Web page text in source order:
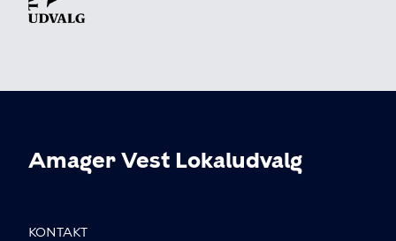
Amager Vest Lokaludvalg
KONTAKT